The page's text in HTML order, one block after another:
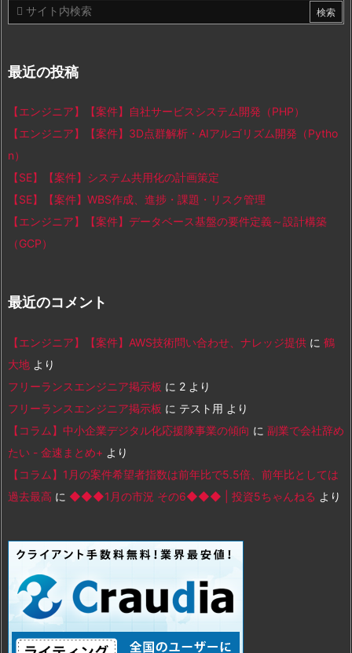
最近の投稿
【エンジニア】【案件】自社サービスシステム開発（PHP）
【エンジニア】【案件】3D点群解析・AIアルゴリズム開発（Pytho
n）
【SE】【案件】システム共用化の計画策定
【SE】【案件】WBS作成、進捗・課題・リスク管理
【エンジニア】【案件】データベース基盤の要件定義～設計構築
（GCP）
最近のコメント
【エンジニア】【案件】AWS技術問い合わせ、ナレッジ提供 に 鶴
大地 より
フリーランスエンジニア掲示板 に 2 より
フリーランスエンジニア掲示板 に テスト用 より
【コラム】中小企業デジタル化応援隊事業の傾向 に 副業で会社辞め
たい - 金速まとめ+ より
【コラム】1月の案件希望者指数は前年比で5.5倍、前年比としては
過去最高 に ◆◆◆1月の市況 その6◆◆◆ | 投資5ちゃんねる より